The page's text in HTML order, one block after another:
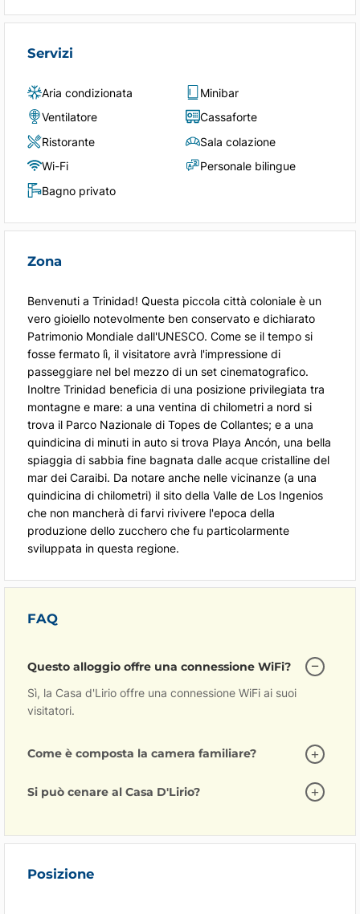
Servizi
Aria condizionata
Ventilatore
Ristorante
Wi-Fi
Bagno privato
Minibar
Cassaforte
Sala colazione
Personale bilingue
Zona
Benvenuti a Trinidad! Questa piccola città coloniale è un
vero gioiello notevolmente ben conservato e dichiarato
Patrimonio Mondiale dall'UNESCO. Come se il tempo si
fosse fermato lì, il visitatore avrà l'impressione di
passeggiare nel bel mezzo di un set cinematografico.
Inoltre Trinidad beneficia di una posizione privilegiata tra
montagne e mare: a una ventina di chilometri a nord si
trova il Parco Nazionale di Topes de Collantes; e a una
quindicina di minuti in auto si trova Playa Ancón, una bella
spiaggia di sabbia fine bagnata dalle acque cristalline del
mar dei Caraibi. Da notare anche nelle vicinanze (a una
quindicina di chilometri) il sito della Valle de Los Ingenios
che non mancherà di farvi rivivere l'epoca della
produzione dello zucchero che fu particolarmente
sviluppata in questa regione.
FAQ
Questo alloggio offre una connessione WiFi?
Sì, la Casa d'Lirio offre una connessione WiFi ai suoi
visitatori.
Come è composta la camera familiare?
Si può cenare al Casa D'Lirio?
Posizione